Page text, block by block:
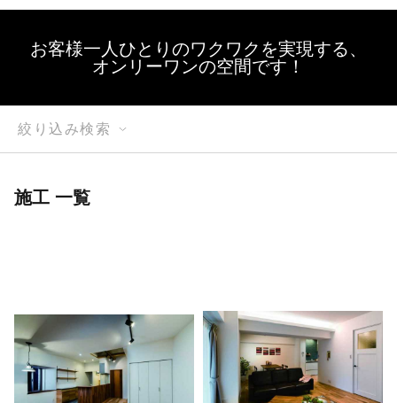
お客様一人ひとりのワクワクを実現する、
オンリーワンの空間です！
絞り込み検索
施工 一覧